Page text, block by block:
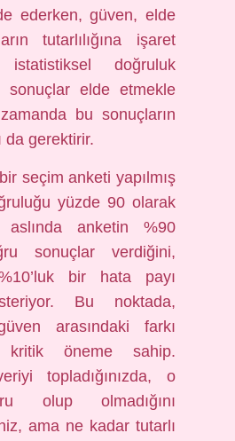
ederken, güven, elde
tutarlılığına işaret
doğruluk
sonuçlar elde etmekle
bu sonuçların
da gerektirir.
seçim anketi yapılmış
yüzde 90 olarak
anketin %90
sonuçlar verdiğini,
bir hata payı
Bu noktada,
arasındaki farkı
kritik öneme sahip.
topladığınızda, o
olup olmadığını
ama ne kadar tutarlı